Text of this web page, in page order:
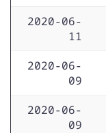
2020-06-
11
2020-06-
09
2020-06-
09